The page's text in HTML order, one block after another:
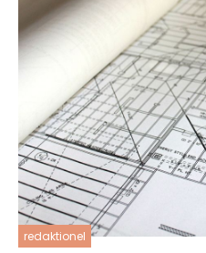
redaktionel